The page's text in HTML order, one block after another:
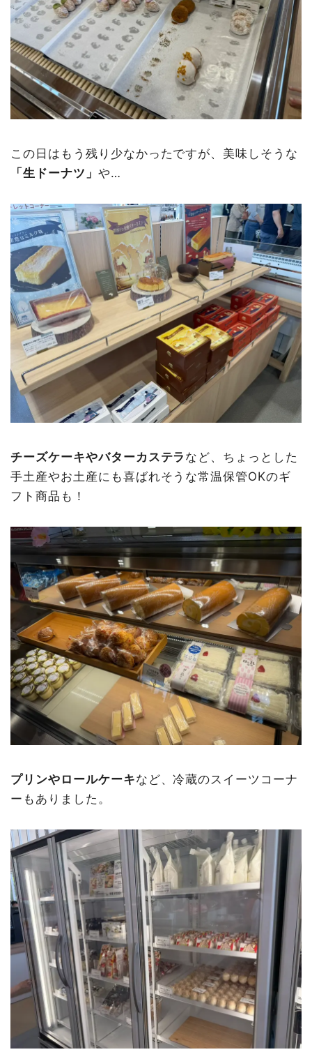
この日はもう残り少なかったですが、美味しそうな
「生ドーナツ」 や…
チーズケーキやバターカステラ など、ちょっとした
手土産やお土産にも喜ばれそうな常温保管OKのギ
フト商品も！
プリンやロールケーキなど、冷蔵のスイーツコーナ
ーもありました。